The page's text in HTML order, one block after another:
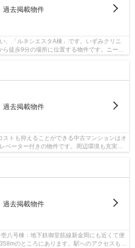
過去掲載物件
、「ルネシエスタA棟」です。いずみクリニ
徒歩9分の場所に位置する物件です。ニーズ
過去掲載物件
ストも抑えることができる中古マンションはオ
ベーター付きの物件です。周辺環境も充実の
過去掲載物件
八号棟：地下鉄御堂筋線新金岡にも近くて便
のところにあります。駅へのアクセスも良